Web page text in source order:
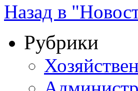
Назад в
Рубрики